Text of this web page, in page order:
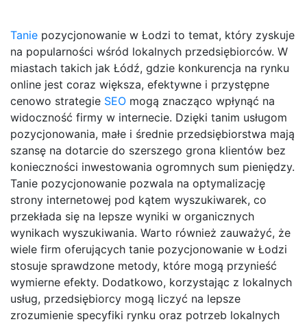
Tanie pozycjonowanie w Łodzi to temat, który zyskuje
na popularności wśród lokalnych przedsiębiorców. W
miastach takich jak Łódź, gdzie konkurencja na rynku
online jest coraz większa, efektywne i przystępne
cenowo strategie SEO mogą znacząco wpłynąć na
widoczność firmy w internecie. Dzięki tanim usługom
pozycjonowania, małe i średnie przedsiębiorstwa mają
szansę na dotarcie do szerszego grona klientów bez
konieczności inwestowania ogromnych sum pieniędzy.
Tanie pozycjonowanie pozwala na optymalizację
strony internetowej pod kątem wyszukiwarek, co
przekłada się na lepsze wyniki w organicznych
wynikach wyszukiwania. Warto również zauważyć, że
wiele firm oferujących tanie pozycjonowanie w Łodzi
stosuje sprawdzone metody, które mogą przynieść
wymierne efekty. Dodatkowo, korzystając z lokalnych
usług, przedsiębiorcy mogą liczyć na lepsze
zrozumienie specyfiki rynku oraz potrzeb lokalnych